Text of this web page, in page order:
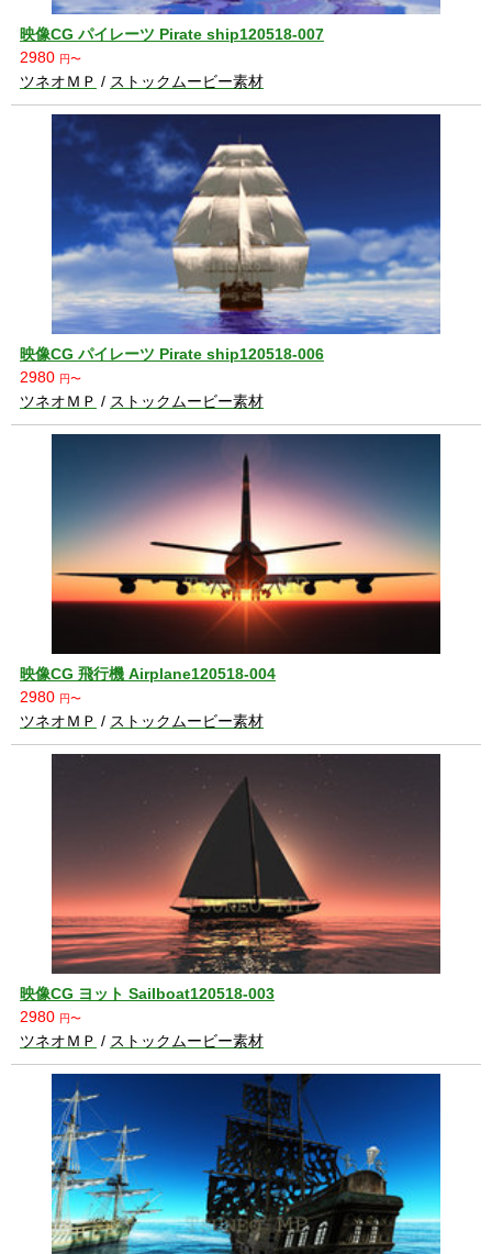
映像CG パイレーツ Pirate ship120518-007
2980 円〜
ツネオＭＰ / ストックムービー素材
映像CG パイレーツ Pirate ship120518-006
2980 円〜
ツネオＭＰ / ストックムービー素材
映像CG 飛行機 Airplane120518-004
2980 円〜
ツネオＭＰ / ストックムービー素材
映像CG ヨット Sailboat120518-003
2980 円〜
ツネオＭＰ / ストックムービー素材